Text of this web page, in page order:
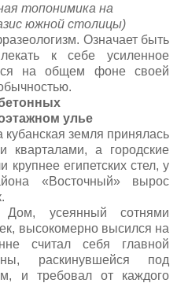
топонимика на
южной столицы)
Означает быть
к себе усиленное
на общем фоне своей
улье
земля принялась
кварталами, а городские
египетских стел, у
«Восточный» вырос
Дом, усеянный сотнями
высокомерно высился на
считал себя главной
раскинувшейся под
и требовал от каждого